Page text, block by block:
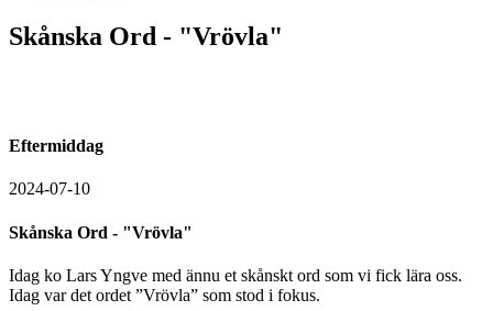
Skånska Ord - "Vrövla"
Eftermiddag
2024-07-10
Skånska Ord - "Vrövla"
Idag ko Lars Yngve med ännu et skånskt ord som vi fick lära oss.
Idag var det ordet ”Vrövla” som stod i fokus.